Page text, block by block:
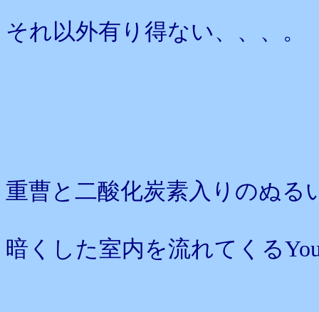
それ以外有り得ない、、、。
重曹と二酸化炭素入りのぬる
暗くした室内を流れてくる